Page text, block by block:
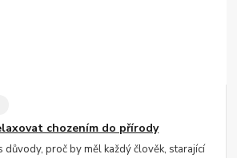
chozením do přírody
důvody, proč by měl každý člověk, starající